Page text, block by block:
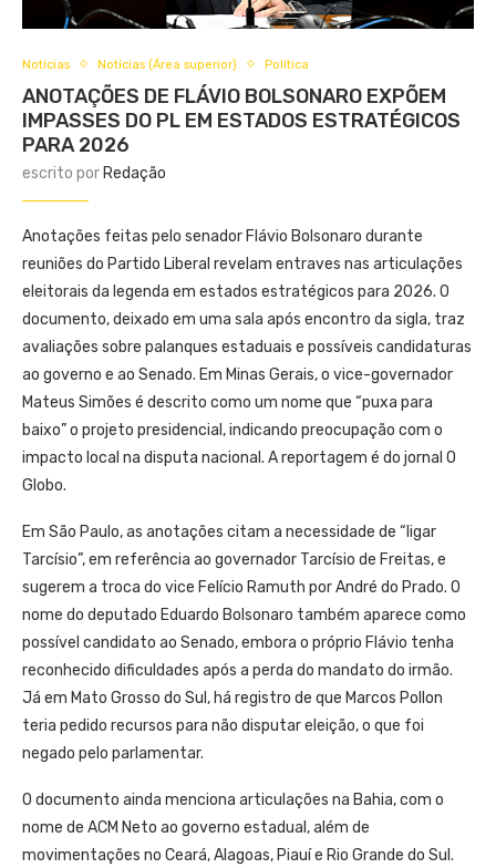
Notícias Notícias (Área superior) Política
ANOTAÇÕES DE FLÁVIO BOLSONARO EXPÕEM
IMPASSES DO PL EM ESTADOS ESTRATÉGICOS
PARA 2026
escrito por Redação
Anotações feitas pelo senador Flávio Bolsonaro durante
reuniões do Partido Liberal revelam entraves nas articulações
eleitorais da legenda em estados estratégicos para 2026. O
documento, deixado em uma sala após encontro da sigla, traz
avaliações sobre palanques estaduais e possíveis candidaturas
ao governo e ao Senado. Em Minas Gerais, o vice-governador
Mateus Simões é descrito como um nome que “puxa para
baixo” o projeto presidencial, indicando preocupação com o
impacto local na disputa nacional. A reportagem é do jornal O
Globo.
Em São Paulo, as anotações citam a necessidade de “ligar
Tarcísio”, em referência ao governador Tarcísio de Freitas, e
sugerem a troca do vice Felício Ramuth por André do Prado. O
nome do deputado Eduardo Bolsonaro também aparece como
possível candidato ao Senado, embora o próprio Flávio tenha
reconhecido dificuldades após a perda do mandato do irmão.
Já em Mato Grosso do Sul, há registro de que Marcos Pollon
teria pedido recursos para não disputar eleição, o que foi
negado pelo parlamentar.
O documento ainda menciona articulações na Bahia, com o
nome de ACM Neto ao governo estadual, além de
movimentações no Ceará, Alagoas, Piauí e Rio Grande do Sul.